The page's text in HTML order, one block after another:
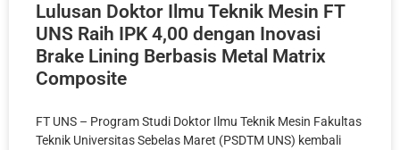
Lulusan Doktor Ilmu Teknik Mesin FT
UNS Raih IPK 4,00 dengan Inovasi
Brake Lining Berbasis Metal Matrix
Composite
FT UNS – Program Studi Doktor Ilmu Teknik Mesin Fakultas
Teknik Universitas Sebelas Maret (PSDTM UNS) kembali